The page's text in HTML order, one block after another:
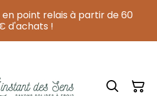
en point relais à partir de 60
d'achats !